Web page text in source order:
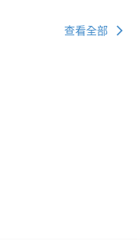
查看全部